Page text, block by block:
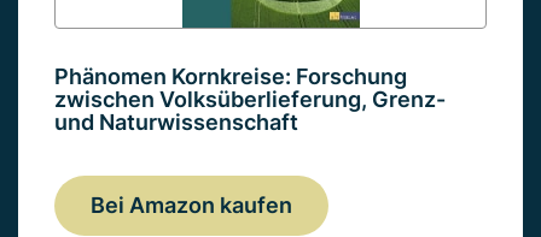
Phänomen Kornkreise: Forschung
zwischen Volksüberlieferung, Grenz-
und Naturwissenschaft
Bei Amazon kaufen